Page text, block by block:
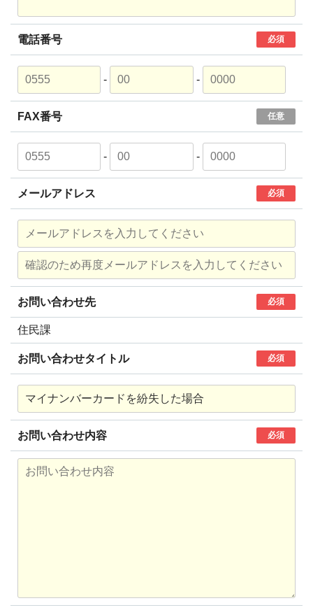
電話番号 必須
- -
FAX番号 任意
- -
メールアドレス 必須
お問い合わせ先 必須
住民課
お問い合わせタイトル 必須
お問い合わせ内容 必須